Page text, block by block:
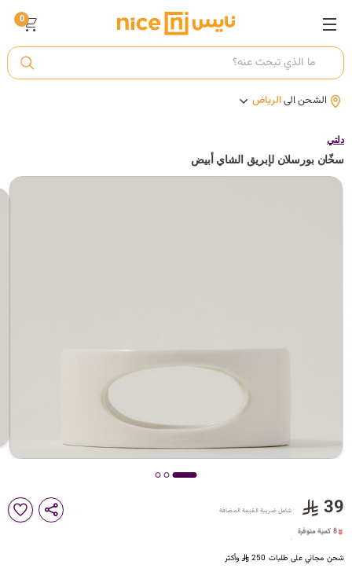
أ الشحن الىالرياض
0
دلتي
سخّان بورسلان لإبريق الشاي أبيض
39 شامل ضريبة القيمة المضافة
8 كمية متوفرة
8 كمية متوفرة
شحن مجاني على طلبات 250 وأكثر